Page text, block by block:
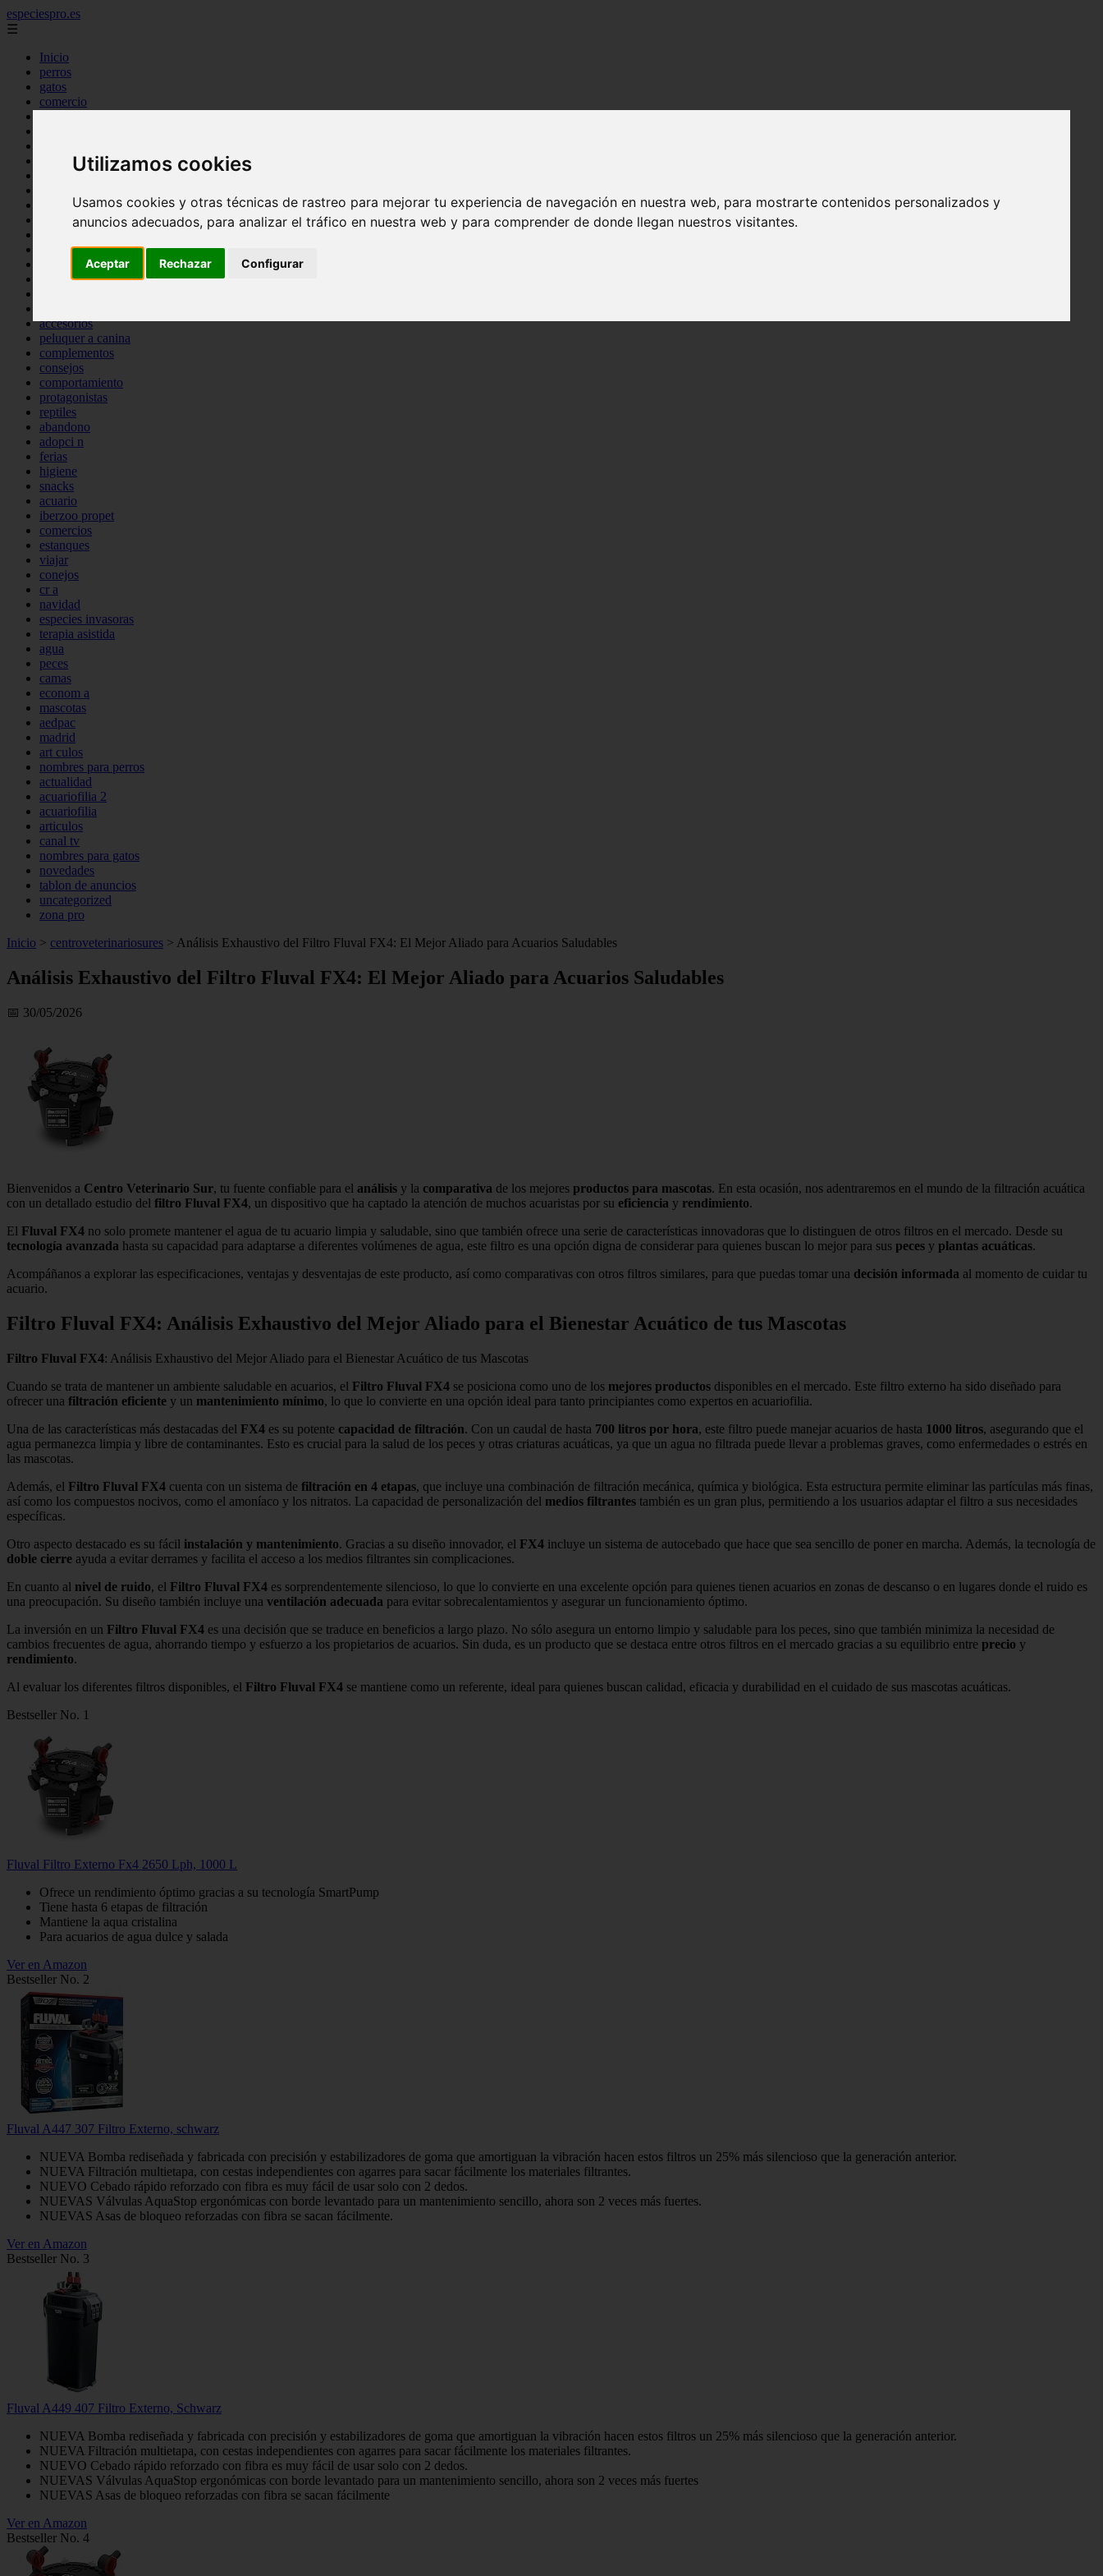
Utilizamos cookies
Usamos cookies y otras técnicas de rastreo para mejorar tu experiencia de navegación en nuestra web, para mostrarte contenidos personalizados y
anuncios adecuados, para analizar el tráfico en nuestra web y para comprender de donde llegan nuestros visitantes.
Aceptar Rechazar Configurar
especiespro.es
☰
Inicio
perros
gatos
comercio
tenencia responsable
mantenimiento
bienestar
peque os mam feros
verano
accesorios
peluquer a canina
complementos
consejos
comportamiento
protagonistas
reptiles
abandono
adopci n
ferias
higiene
snacks
acuario
iberzoo propet
comercios
estanques
viajar
conejos
cr a
navidad
especies invasoras
terapia asistida
agua
peces
camas
econom a
mascotas
aedpac
madrid
art culos
nombres para perros
actualidad
acuariofilia 2
acuariofilia
articulos
canal tv
nombres para gatos
novedades
tablon de anuncios
uncategorized
zona pro
Inicio > centroveterinariosures > Análisis Exhaustivo del Filtro Fluval FX4: El Mejor Aliado para Acuarios Saludables
Análisis Exhaustivo del Filtro Fluval FX4: El Mejor Aliado para Acuarios Saludables
📅 30/05/2026
Bienvenidos a Centro Veterinario Sur, tu fuente confiable para el análisis y la comparativa de los mejores productos para mascotas. En esta ocasión, nos adentraremos en el mundo de la filtración acuática
con un detallado estudio del filtro Fluval FX4, un dispositivo que ha captado la atención de muchos acuaristas por su eficiencia y rendimiento.
El Fluval FX4 no solo promete mantener el agua de tu acuario limpia y saludable, sino que también ofrece una serie de características innovadoras que lo distinguen de otros filtros en el mercado. Desde su
tecnología avanzada hasta su capacidad para adaptarse a diferentes volúmenes de agua, este filtro es una opción digna de considerar para quienes buscan lo mejor para sus peces y plantas acuáticas.
Acompáñanos a explorar las especificaciones, ventajas y desventajas de este producto, así como comparativas con otros filtros similares, para que puedas tomar una decisión informada al momento de cuidar tu
acuario.
Filtro Fluval FX4: Análisis Exhaustivo del Mejor Aliado para el Bienestar Acuático de tus Mascotas
Filtro Fluval FX4: Análisis Exhaustivo del Mejor Aliado para el Bienestar Acuático de tus Mascotas
Cuando se trata de mantener un ambiente saludable en acuarios, el Filtro Fluval FX4 se posiciona como uno de los mejores productos disponibles en el mercado. Este filtro externo ha sido diseñado para
ofrecer una filtración eficiente y un mantenimiento mínimo, lo que lo convierte en una opción ideal para tanto principiantes como expertos en acuariofilia.
Una de las características más destacadas del FX4 es su potente capacidad de filtración. Con un caudal de hasta 700 litros por hora, este filtro puede manejar acuarios de hasta 1000 litros, asegurando que el
agua permanezca limpia y libre de contaminantes. Esto es crucial para la salud de los peces y otras criaturas acuáticas, ya que un agua no filtrada puede llevar a problemas graves, como enfermedades o estrés en
las mascotas.
Además, el Filtro Fluval FX4 cuenta con un sistema de filtración en 4 etapas, que incluye una combinación de filtración mecánica, química y biológica. Esta estructura permite eliminar las partículas más finas,
así como los compuestos nocivos, como el amoníaco y los nitratos. La capacidad de personalización del medios filtrantes también es un gran plus, permitiendo a los usuarios adaptar el filtro a sus necesidades
específicas.
Otro aspecto destacado es su fácil instalación y mantenimiento. Gracias a su diseño innovador, el FX4 incluye un sistema de autocebado que hace que sea sencillo de poner en marcha. Además, la tecnología de
doble cierre ayuda a evitar derrames y facilita el acceso a los medios filtrantes sin complicaciones.
En cuanto al nivel de ruido, el Filtro Fluval FX4 es sorprendentemente silencioso, lo que lo convierte en una excelente opción para quienes tienen acuarios en zonas de descanso o en lugares donde el ruido es
una preocupación. Su diseño también incluye una ventilación adecuada para evitar sobrecalentamientos y asegurar un funcionamiento óptimo.
La inversión en un Filtro Fluval FX4 es una decisión que se traduce en beneficios a largo plazo. No sólo asegura un entorno limpio y saludable para los peces, sino que también minimiza la necesidad de
cambios frecuentes de agua, ahorrando tiempo y esfuerzo a los propietarios de acuarios. Sin duda, es un producto que se destaca entre otros filtros en el mercado gracias a su equilibrio entre precio y
rendimiento.
Al evaluar los diferentes filtros disponibles, el Filtro Fluval FX4 se mantiene como un referente, ideal para quienes buscan calidad, eficacia y durabilidad en el cuidado de sus mascotas acuáticas.
Bestseller No. 1
Fluval Filtro Externo Fx4 2650 Lph, 1000 L
Ofrece un rendimiento óptimo gracias a su tecnología SmartPump
Tiene hasta 6 etapas de filtración
Mantiene la aqua cristalina
Para acuarios de agua dulce y salada
Ver en Amazon
Bestseller No. 2
Fluval A447 307 Filtro Externo, schwarz
NUEVA Bomba rediseñada y fabricada con precisión y estabilizadores de goma que amortiguan la vibración hacen estos filtros un 25% más silencioso que la generación anterior.
NUEVA Filtración multietapa, con cestas independientes con agarres para sacar fácilmente los materiales filtrantes.
NUEVO Cebado rápido reforzado con fibra es muy fácil de usar solo con 2 dedos.
NUEVAS Válvulas AquaStop ergonómicas con borde levantado para un mantenimiento sencillo, ahora son 2 veces más fuertes.
NUEVAS Asas de bloqueo reforzadas con fibra se sacan fácilmente.
Ver en Amazon
Bestseller No. 3
Fluval A449 407 Filtro Externo, Schwarz
NUEVA Bomba rediseñada y fabricada con precisión y estabilizadores de goma que amortiguan la vibración hacen estos filtros un 25% más silencioso que la generación anterior.
NUEVA Filtración multietapa, con cestas independientes con agarres para sacar fácilmente los materiales filtrantes.
NUEVO Cebado rápido reforzado con fibra es muy fácil de usar solo con 2 dedos.
NUEVAS Válvulas AquaStop ergonómicas con borde levantado para un mantenimiento sencillo, ahora son 2 veces más fuertes
NUEVAS Asas de bloqueo reforzadas con fibra se sacan fácilmente
Ver en Amazon
Bestseller No. 4